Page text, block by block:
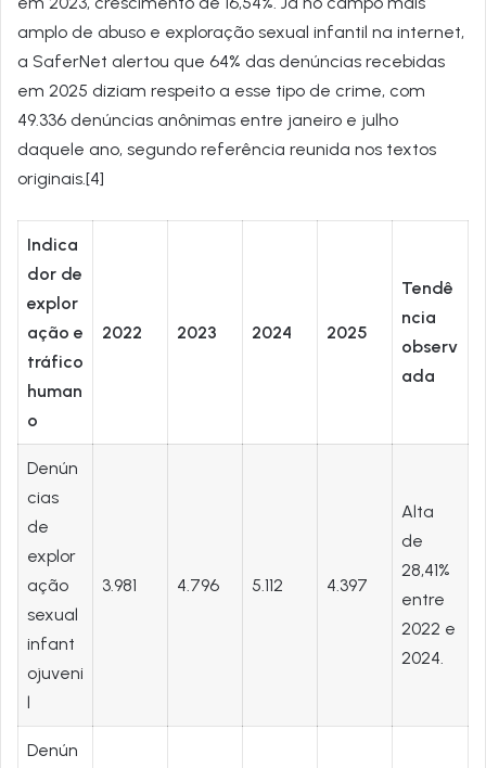
amplo de abuso e exploração sexual infantil na internet,
a SaferNet alertou que 64% das denúncias recebidas
em 2025 diziam respeito a esse tipo de crime, com
49.336 denúncias anônimas entre janeiro e julho
daquele ano, segundo referência reunida nos textos
originais.[4]
Indica
dor de
explor
ação e
tráfico
human
o
2022 2023 2024 2025
Tendê
ncia
observ
ada
Denún
cias
de
explor
ação
sexual
infant
ojuveni
l
3.981 4.796 5.112 4.397
Alta
de
28,41%
entre
2022 e
2024.
Denún